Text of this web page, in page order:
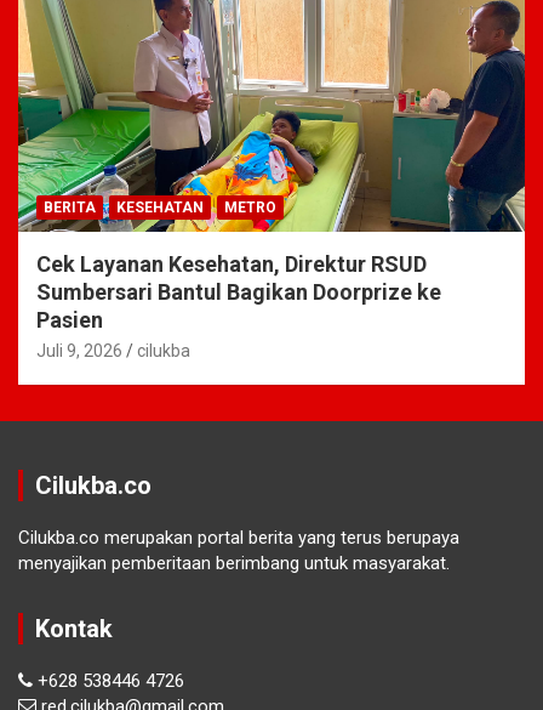
BERITA KESEHATAN METRO
Cek Layanan Kesehatan, Direktur RSUD
Sumbersari Bantul Bagikan Doorprize ke
Pasien
Juli 9, 2026 cilukba
Cilukba.co
Cilukba.co merupakan portal berita yang terus berupaya
menyajikan pemberitaan berimbang untuk masyarakat.
Kontak
+628 538446 4726